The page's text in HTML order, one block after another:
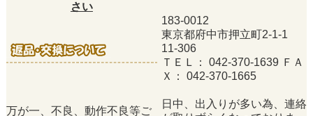
さい
183-0012
東京都府中市押立町2-1-1
11-306
ＴＥＬ： 042-370-1639 ＦＡ
Ｘ： 042-370-1665
日中、出入りが多い為、連絡
万が一、不良、動作不良等ご